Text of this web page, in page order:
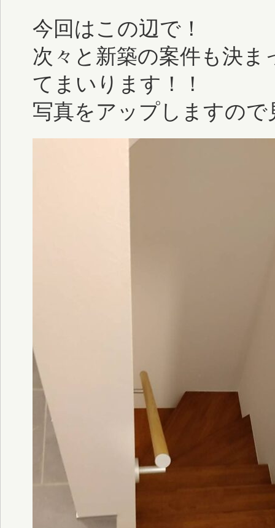
今回はこの辺で！
次々と新築の案件も決
てまいります！！
写真をアップしますの